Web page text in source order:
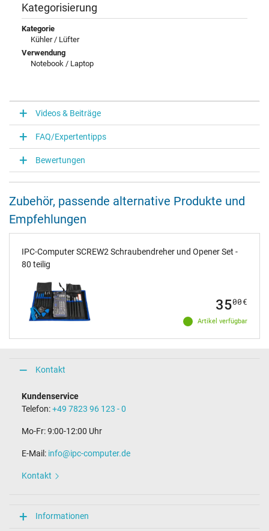
Kategorisierung
Kategorie
Kühler / Lüfter
Verwendung
Notebook / Laptop
Videos & Beiträge
FAQ/Expertentipps
Bewertungen
Zubehör, passende alternative Produkte und
Empfehlungen
IPC-Computer SCREW2 Schraubendreher und Opener Set -
80 teilig
Artikel verfügbar
3500€
Kontakt
Kundenservice
Telefon:+49 7823 96 123 - 0
Mo-Fr: 9:00-12:00 Uhr
E-Mail: info@ipc-computer.de
Kontakt
Informationen